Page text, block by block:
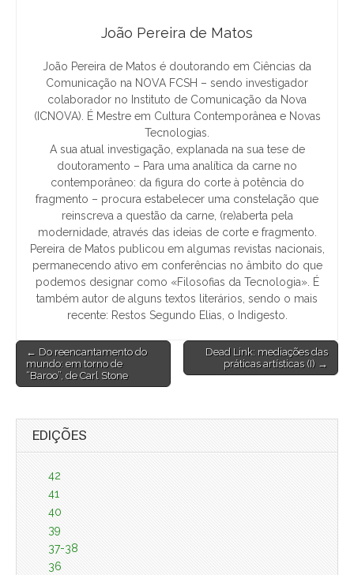
João Pereira de Matos
João Pereira de Matos é doutorando em Ciências da
Comunicação na NOVA FCSH – sendo investigador
colaborador no Instituto de Comunicação da Nova
(ICNOVA). É Mestre em Cultura Contemporânea e Novas
Tecnologias.
A sua atual investigação, explanada na sua tese de
doutoramento – Para uma analítica da carne no
contemporâneo: da figura do corte à potência do
fragmento – procura estabelecer uma constelação que
reinscreva a questão da carne, (re)aberta pela
modernidade, através das ideias de corte e fragmento.
Pereira de Matos publicou em algumas revistas nacionais,
permanecendo ativo em conferências no âmbito do que
podemos designar como «Filosofias da Tecnologia». É
também autor de alguns textos literários, sendo o mais
recente: Restos Segundo Elias, o Indigesto.
Post
navigation
← Do reencantamento do
mundo: em torno de
“Baroo”, de Carl Stone
Dead Link: mediações das
práticas artísticas (I) →
EDIÇÕES
42
41
40
39
37-38
36